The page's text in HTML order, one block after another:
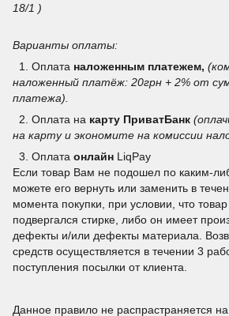
18/1 )
Варианты оплаты:
1. Оплата наложенным платежем,
наложенный платёж: 20грн + 2% от
платежа).
2. Оплата на карту ПриватБанк
на карту и экономите на комиссии
3. Оплата онлайн LiqPay
Если товар Вам не подошел по каким-
можете его вернуть или заменить в
момента покупки, при условии, что
подвергался стирке, либо он имеет
дефекты и/или дефекты материала.
средств осуществляется в течении 3
поступления посылки от клиента.
Данное правило не распрастраняется